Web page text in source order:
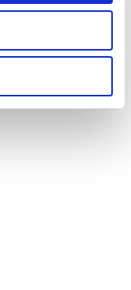
bilgi için